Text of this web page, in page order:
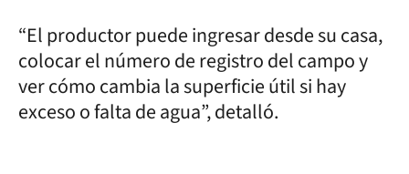
“El productor puede ingresar desde su casa,
colocar el número de registro del campo y
ver cómo cambia la superficie útil si hay
exceso o falta de agua”, detalló.